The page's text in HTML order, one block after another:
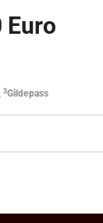
Euro
3Gildepass